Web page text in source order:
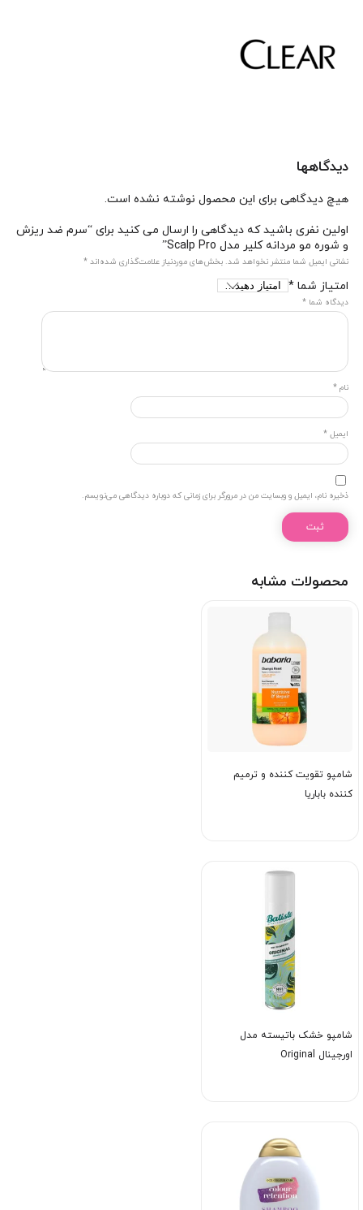
دیدگاهها
هیچ دیدگاهی برای این محصول نوشته نشده است.
اولین نفری باشید که دیدگاهی را ارسال می کنید برای “سرم ضد ریزش
و شوره مو مردانه کلیر مدل Scalp Pro”
نشانی ایمیل شما منتشر نخواهد شد. بخش‌های موردنیاز علامت‌گذاری شده‌اند *
امتیاز شما *
دیدگاه شما *
نام *
ایمیل *
ذخیره نام، ایمیل و وبسایت من در مرورگر برای زمانی که دوباره دیدگاهی می‌نویسم.
محصولات مشابه
شامپو تقویت کننده و ترمیم
کننده باباریا
شامپو خشک باتیسته مدل
اورجینال Original